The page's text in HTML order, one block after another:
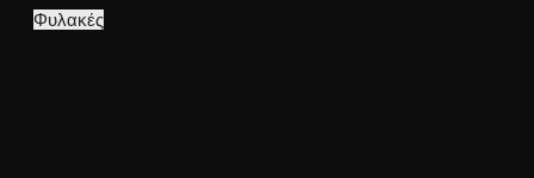
Φυλακές